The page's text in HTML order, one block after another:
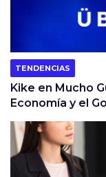
TENDENCIAS
Kike en Mucho
Economía y el